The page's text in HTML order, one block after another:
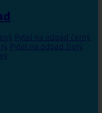
, Pytel na odpad černý,
, Pytel na odpad žlutý,